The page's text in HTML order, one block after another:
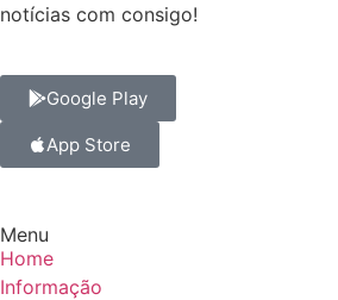
notícias com consigo!
Google Play
App Store
Menu
Home
Informação